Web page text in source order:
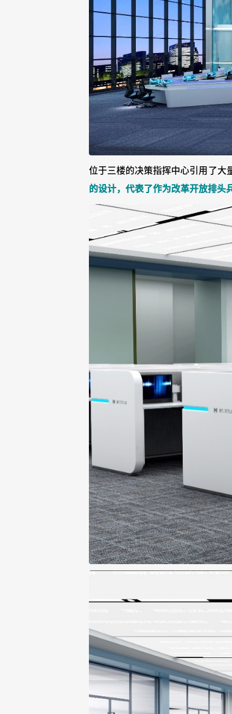
位于三楼的决策指挥中心引用了大
的设计，代表了作为改革开放排头